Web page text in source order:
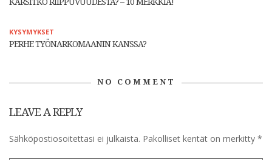
KÄRSITKÖ RIIPPUVUUDESTA? – 10 MERKKIÄ!
KYSYMYKSET
PERHE TYÖNARKOMAANIN KANSSA?
NO COMMENT
LEAVE A REPLY
Sähköpostiosoitettasi ei julkaista. Pakolliset kentät on merkitty *